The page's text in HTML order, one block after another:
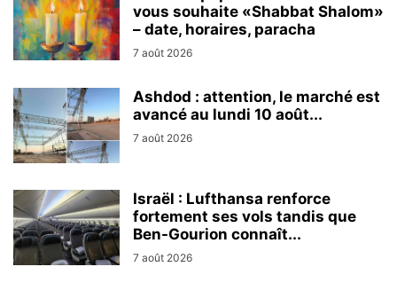
vous souhaite «Shabbat Shalom»
– date, horaires, paracha
7 août 2026
Ashdod : attention, le marché est
avancé au lundi 10 août...
7 août 2026
Israël : Lufthansa renforce
fortement ses vols tandis que
Ben-Gourion connaît...
7 août 2026